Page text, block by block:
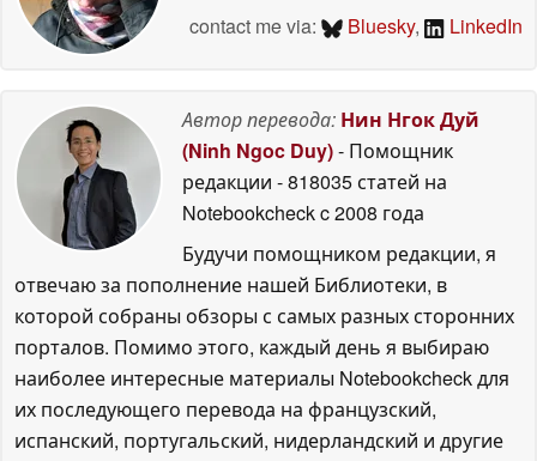
contact me via:
Bluesky, LinkedIn
Автор перевода: Нин Нгок Дуй
(Ninh Ngoc Duy)- Помощник
редакции - 818035 статей на
Notebookcheckc 2008 года
Будучи помощником редакции, я
отвечаю за пополнение нашей Библиотеки, в
которой собраны обзоры с самых разных сторонних
порталов. Помимо этого, каждый день я выбираю
наиболее интересные материалы Notebookcheck для
их последующего перевода на французский,
испанский, португальский, нидерландский и другие